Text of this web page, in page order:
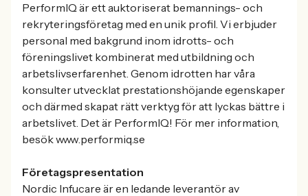
PerformIQ är ett auktoriserat bemannings- och
rekryteringsföretag med en unik profil. Vi erbjuder
personal med bakgrund inom idrotts- och
föreningslivet kombinerat med utbildning och
arbetslivserfarenhet. Genom idrotten har våra
konsulter utvecklat prestationshöjande egenskaper
och därmed skapat rätt verktyg för att lyckas bättre i
arbetslivet. Det är PerformIQ! För mer information,
besök www.performiq.se
Företagspresentation
Nordic Infucare är en ledande leverantör av